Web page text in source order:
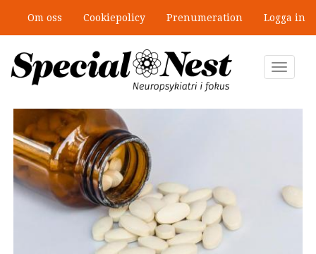
huvudinnehåll
Om oss Cookiepolicy Prenumeration Logga in
Toggle
”Jobbet gick bra – just därför togs
stödet bort”